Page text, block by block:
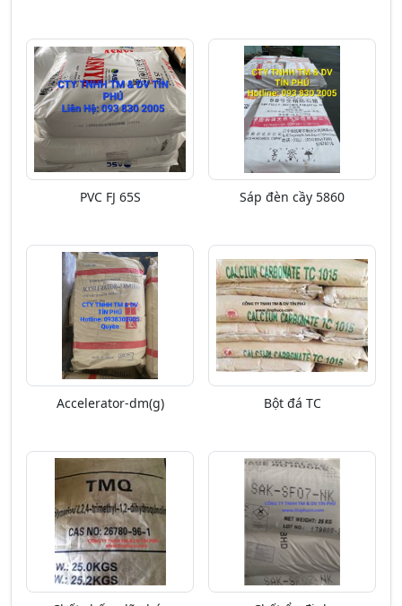
PVC FJ 65S Sáp đèn cầy 5860
Accelerator-dm(g) Bột đá TC